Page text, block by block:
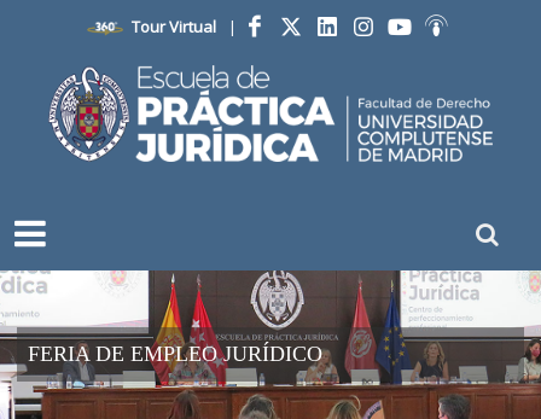
Tour Virtual |
Facebook
FERIA DE EMPLEO JURÍDICO